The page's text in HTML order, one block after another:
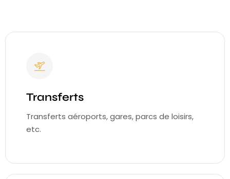
Transferts
Transferts aéroports, gares, parcs de loisirs,
etc.